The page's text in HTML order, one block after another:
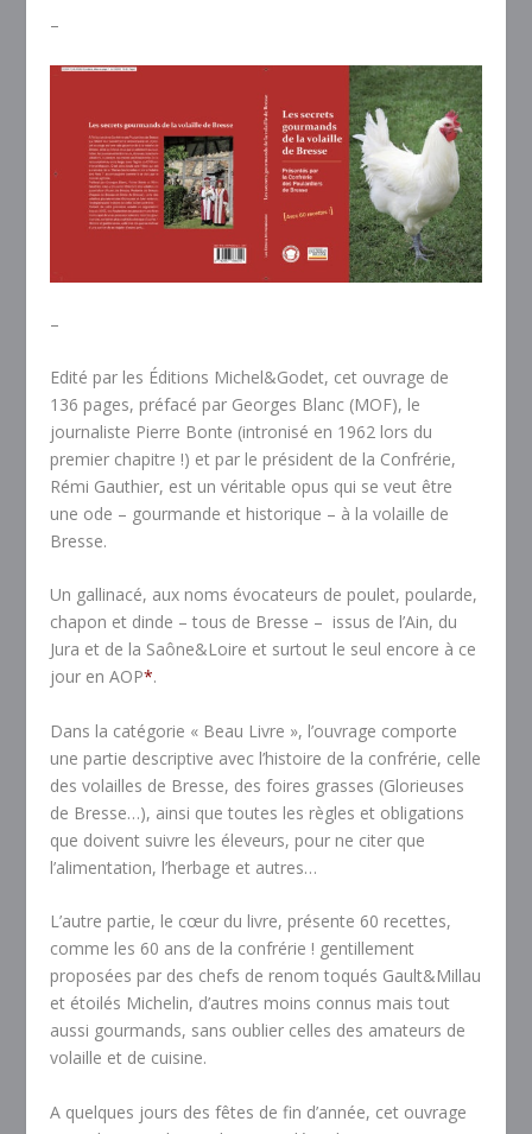
–
–
Edité par les Éditions Michel&Godet, cet ouvrage de
136 pages, préfacé par Georges Blanc (MOF), le
journaliste Pierre Bonte (intronisé en 1962 lors du
premier chapitre !) et par le président de la Confrérie,
Rémi Gauthier, est un véritable opus qui se veut être
une ode – gourmande et historique – à la volaille de
Bresse.
Un gallinacé, aux noms évocateurs de poulet, poularde,
chapon et dinde – tous de Bresse – issus de l’Ain, du
Jura et de la Saône&Loire et surtout le seul encore à ce
jour en AOP*.
Dans la catégorie « Beau Livre », l’ouvrage comporte
une partie descriptive avec l’histoire de la confrérie, celle
des volailles de Bresse, des foires grasses (Glorieuses
de Bresse…), ainsi que toutes les règles et obligations
que doivent suivre les éleveurs, pour ne citer que
l’alimentation, l’herbage et autres…
L’autre partie, le cœur du livre, présente 60 recettes,
comme les 60 ans de la confrérie ! gentillement
proposées par des chefs de renom toqués Gault&Millau
et étoilés Michelin, d’autres moins connus mais tout
aussi gourmands, sans oublier celles des amateurs de
volaille et de cuisine.
A quelques jours des fêtes de fin d’année, cet ouvrage